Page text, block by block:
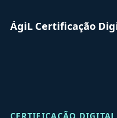
ÁgiL Certificação